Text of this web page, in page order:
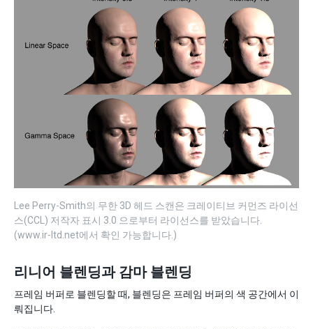
Lee Perry-Smith의 무한 3D 헤드 스캔은 크레이티브 커먼즈 라이선
스(CCL) 저작자 표시 3.0 으로부터 라이선스를 받았습니다.
(www.ir-ltd.net에서 확인 가능합니다.)
리니어 블렌딩과 감마 블렌딩
프레임 버퍼로 블렌딩할 때, 블렌딩은 프레임 버퍼의 색 공간에서 이
뤄집니다.